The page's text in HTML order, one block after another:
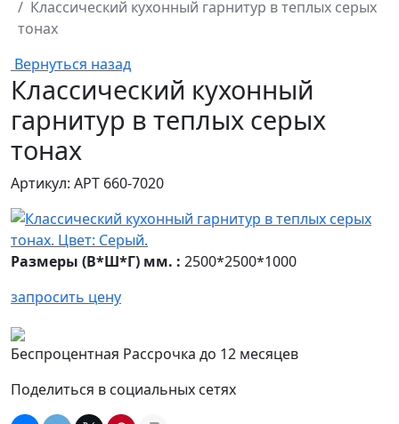
Классический кухонный гарнитур в теплых серых
тонах
Вернуться назад
Классический кухонный
гарнитур в теплых серых
тонах
Артикул: АРТ 660-7020
Размеры (В*Ш*Г) мм. : 2500*2500*1000
запросить цену
Беспроцентная Рассрочка до 12 месяцев
Поделиться в социальных сетях